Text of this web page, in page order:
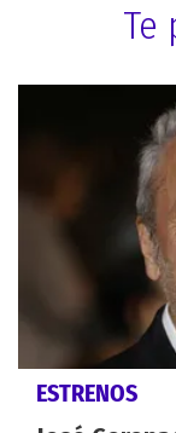
Te
ESTRENOS